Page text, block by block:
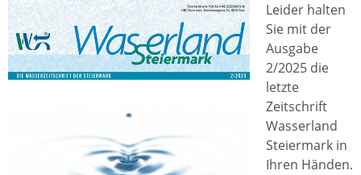
Leider halten
Sie mit der
Ausgabe
2/2025 die
letzte
Zeitschrift
Wasserland
Steiermark in
Ihren Händen.